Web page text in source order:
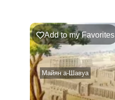
Ръэ
02.08.2026
08.08.2026
Майян а-Шавуа
Add to my Favorites